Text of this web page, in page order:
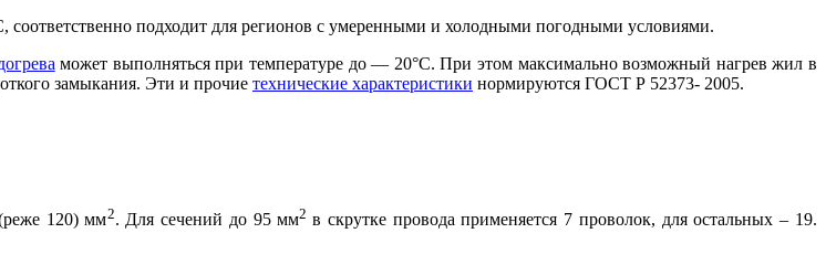
соответственно подходит для регионов с умеренными и холодными погодными условиями.
может выполняться при температуре до — 20°С. При этом максимально возможный нагрев жил в
замыкания. Эти и прочие технические характеристики нормируются ГОСТ Р 52373- 2005.
120) мм2. Для сечений до 95 мм2в скрутке провода применяется 7 проволок, для остальных – 19.